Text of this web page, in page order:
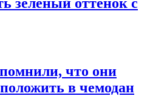
что они
в чемодан